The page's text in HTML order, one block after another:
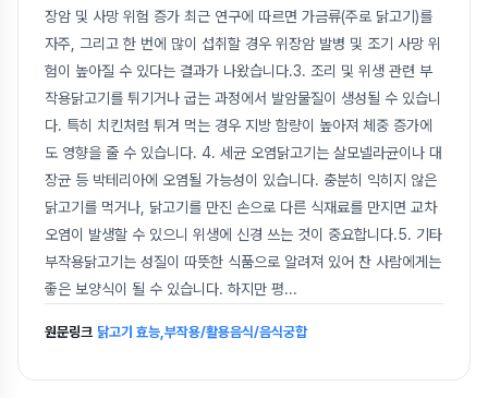
장암 및 사망 위험 증가 최근 연구에 따르면 가금류(주로 닭고기)를
자주, 그리고 한 번에 많이 섭취할 경우 위장암 발병 및 조기 사망 위
험이 높아질 수 있다는 결과가 나왔습니다.3. 조리 및 위생 관련 부
작용닭고기를 튀기거나 굽는 과정에서 발암물질이 생성될 수 있습니
다. 특히 치킨처럼 튀겨 먹는 경우 지방 함량이 높아져 체중 증가에
도 영향을 줄 수 있습니다. 4. 세균 오염닭고기는 살모넬라균이나 대
장균 등 박테리아에 오염될 가능성이 있습니다. 충분히 익히지 않은
닭고기를 먹거나, 닭고기를 만진 손으로 다른 식재료를 만지면 교차
오염이 발생할 수 있으니 위생에 신경 쓰는 것이 중요합니다.5. 기타
부작용닭고기는 성질이 따뜻한 식품으로 알려져 있어 찬 사람에게는
좋은 보양식이 될 수 있습니다. 하지만 평...
원문링크 닭고기 효능,부작용/활용음식/음식궁합